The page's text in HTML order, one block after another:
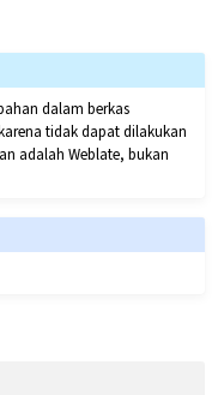
dalam berkas
tidak dapat dilakukan
adalah Weblate, bukan